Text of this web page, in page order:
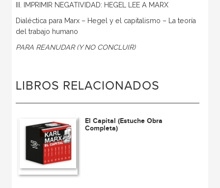
III. IMPRIMIR NEGATIVIDAD: HEGEL LEE A MARX
Dialéctica para Marx – Hegel y el capitalismo – La teoría
del trabajo humano
PARA REANUDAR (Y NO CONCLUIR)
LIBROS RELACIONADOS
El Capital (Estuche Obra
Completa)